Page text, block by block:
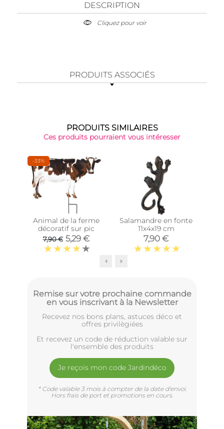
DESCRIPTION
Cliquez pour voir
PRODUITS ASSOCIÉS
PRODUITS SIMILAIRES
Ces produits pourraient vous intéresser
-33%
Animal de la ferme
décoratif sur pic
7,90 € 5,29 €
Salamandre en fonte
11x4x19 cm
7,90 €
Remise sur votre prochaine commande
en vous inscrivant à la Newsletter
Recevez nos bons plans, astuces déco et
offres privilègiées
Et recevez un code de réduction valable sur
l'ensemble des produits
Je reçois mon code Jardindéco
* Code valable 3 mois à compter de la date d'envoi.
Hors frais de port et promotions en cours.